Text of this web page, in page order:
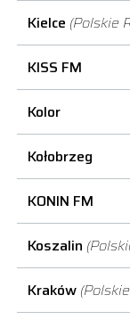
Kielce (Polskie
KISS FM
Kolor
Kołobrzeg
KONIN FM
Koszalin
Kraków